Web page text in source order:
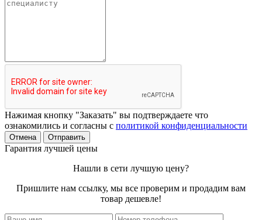
Нажимая кнопку "Заказать" вы подтверждаете что
ознакомились и согласны с политикой конфиденциальности
Отмена Отправить
Гарантия лучшей цены
Нашли в сети лучшую цену?
Пришлите нам ссылку, мы все проверим и продадим вам
товар дешевле!